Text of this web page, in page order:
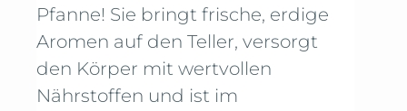
Pfanne! Sie bringt frische, erdige
Aromen auf den Teller, versorgt
den Körper mit wertvollen
Nährstoffen und ist im